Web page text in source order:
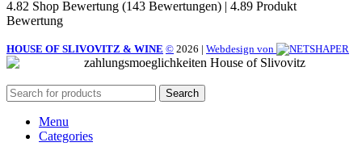
4.82 Shop Bewertung (143 Bewertungen) | 4.89 Produkt
Bewertung
HOUSE OF SLIVOVITZ & WINE © 2026 | Webdesign von
Search
Menu
Categories